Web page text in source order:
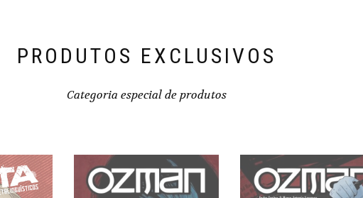
PRODUTOS EXCLUSIVOS
Categoria especial de produtos